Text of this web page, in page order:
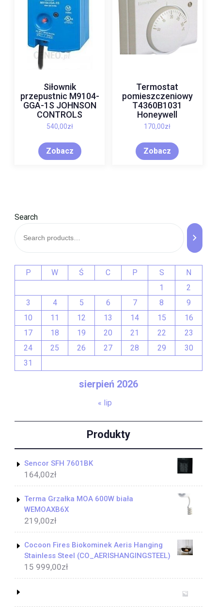
Siłownik
przepustnic M9104-
GGA-1S JOHNSON
CONTROLS
540,00zł
Zobacz
Termostat
pomieszczeniowy
T4360B1031
Honeywell
170,00zł
Zobacz
Search
sierpień 2026
P W Ś C P S
N
1
2
3
4 5 6 7 8
9
10
11 12 13 14 15
16
17
18 19 20 21 22
23
24
25 26 27 28 29
30
31
« lip
Produkty
Sencor SFH 7601BK
164,00zł
Terma Grzałka MOA 600W biała
WEMOAXB6X
219,00zł
Cocoon Fires Biokominek Aeris Hanging
Stainless Steel (CO_AERISHANGINGSTEEL)
15 999,00zł